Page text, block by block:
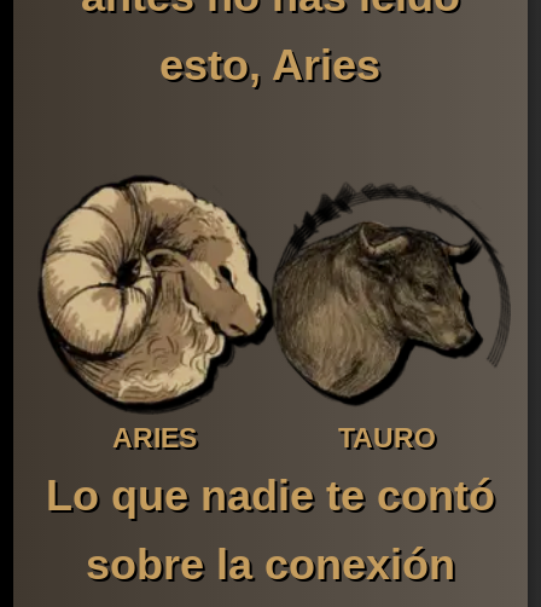
esto, Aries
ARIES TAURO
Lo que nadie te contó
sobre la conexión